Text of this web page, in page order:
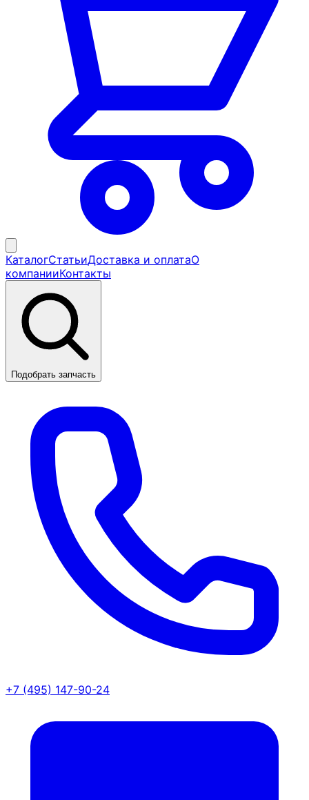
КаталогСтатьиДоставка и оплатаО
компанииКонтакты
Подобрать запчасть
+7 (495) 147-90-24